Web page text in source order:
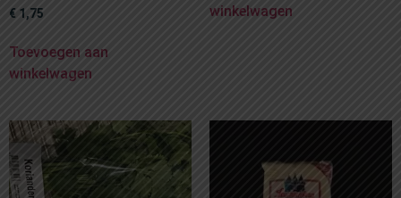
€ 1,75
Toevoegen aan
winkelwagen
winkelwagen